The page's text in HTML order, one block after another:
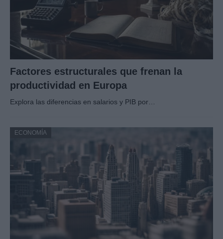
Factores estructurales que frenan la
productividad en Europa
Explora las diferencias en salarios y PIB por…
ECONOMÍA